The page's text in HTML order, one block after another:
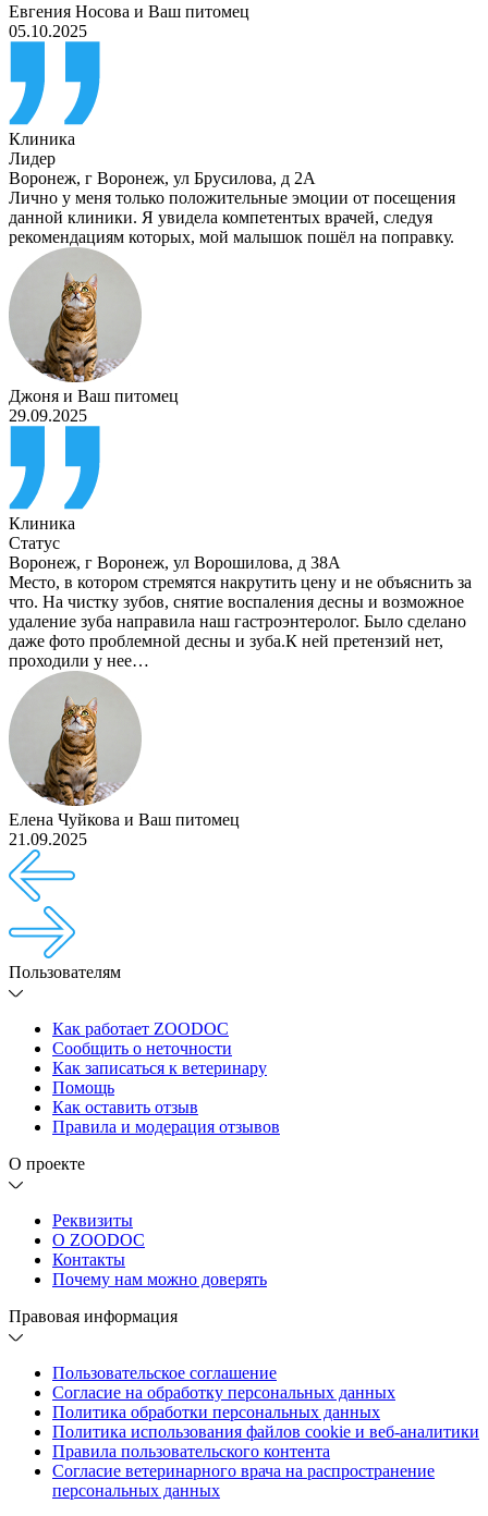
Евгения Носова и Ваш питомец
05.10.2025
Клиника
Лидер
Воронеж, г Воронеж, ул Брусилова, д 2А
Лично у меня только положительные эмоции от посещения
данной клиники. Я увидела компетентых врачей, следуя
рекомендациям которых, мой малышок пошёл на поправку.
Джоня и Ваш питомец
29.09.2025
Клиника
Статус
Воронеж, г Воронеж, ул Ворошилова, д 38А
Место, в котором стремятся накрутить цену и не объяснить за
что. На чистку зубов, снятие воспаления десны и возможное
удаление зуба направила наш гастроэнтеролог. Было сделано
даже фото проблемной десны и зуба.К ней претензий нет,
проходили у нее…
Елена Чуйкова и Ваш питомец
21.09.2025
Пользователям
Как работает ZOODOC
Сообщить о неточности
Как записаться к ветеринару
Помощь
Как оставить отзыв
Правила и модерация отзывов
О проекте
Реквизиты
О ZOODOC
Контакты
Почему нам можно доверять
Правовая информация
Пользовательское соглашение
Согласие на обработку персональных данных
Политика обработки персональных данных
Политика использования файлов cookie и веб-аналитики
Правила пользовательского контента
Согласие ветеринарного врача на распространение
персональных данных